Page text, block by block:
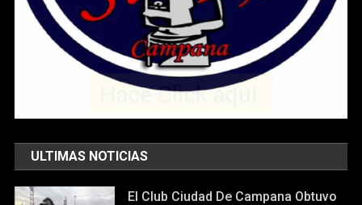
ULTIMAS NOTICIAS
El Club Ciudad De Campana Obtuvo